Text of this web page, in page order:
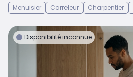
Menuisier Carreleur Charpentier
Disponibilité inconnue